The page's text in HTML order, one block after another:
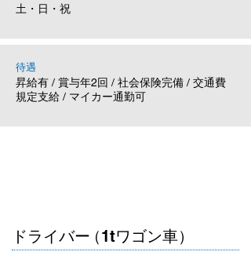
土・日・祝
待遇
昇給有 / 賞与年2回 / 社会保険完備 / 交通費
規定支給 / マイカー通勤可
ドライバー（1tワゴン車）